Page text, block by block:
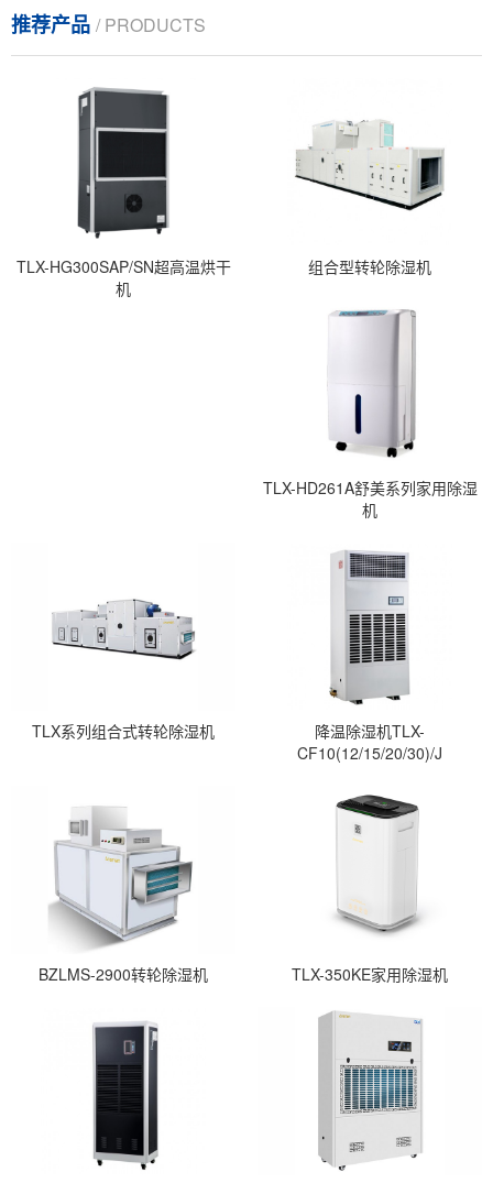
推荐产品 / PRODUCTS
TLX-HG300SAP/SN超高温烘干
机
组合型转轮除湿机
TLX-HD261A舒美系列家用除湿
机
TLX系列组合式转轮除湿机
降温除湿机TLX-
CF10(12/15/20/30)/J
BZLMS-2900转轮除湿机 TLX-350KE家用除湿机